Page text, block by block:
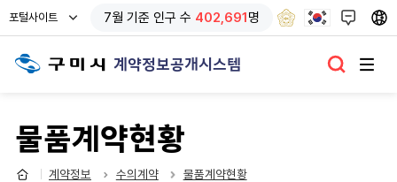
포털사이트 7월 기준 인구 수 402,691명
계약정보공개시스템
물품계약현황
계약정보 수의계약 물품계약현황